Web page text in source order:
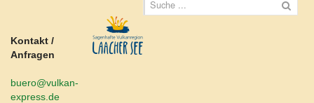
Kontakt /
Anfragen
buero@vulkan-
express.de